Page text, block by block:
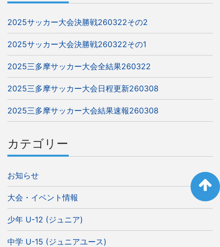
2025サッカー大会決勝戦260322その2
2025サッカー大会決勝戦260322その1
2025三多摩サッカー大会全結果260322
2025三多摩サッカー大会日程更新260308
2025三多摩サッカー大会結果速報260308
カテゴリー
お知らせ
大会・イベント情報
少年 U-12 (ジュニア)
中学 U-15 (ジュニアユース)